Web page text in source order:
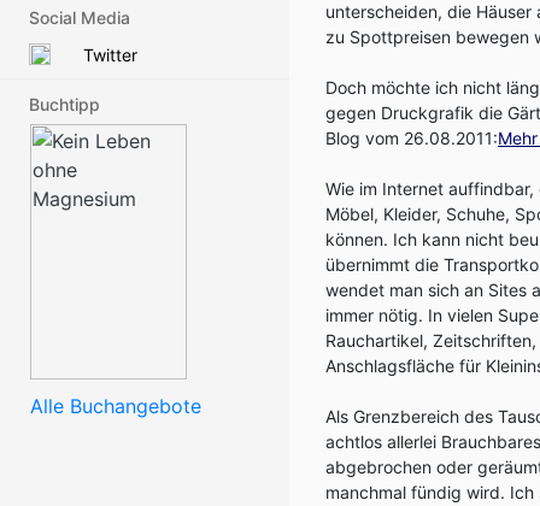
Social Media
Twitter
Buchtipp
Alle Buchangebote
unterscheiden, die
zu Spottpreisen bewegen
Doch möchte ich nicht
gegen Druckgrafik die
Blog vom 26.08.2011:
Wie im Internet
Möbel, Kleider, Schuhe,
können. Ich kann nicht
übernimmt die
wendet man sich an Sites
immer nötig. In vielen
Rauchartikel,
Anschlagsfläche für
Als Grenzbereich des
achtlos allerlei
abgebrochen oder
manchmal fündig wird.